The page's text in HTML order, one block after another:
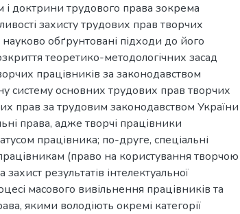
і доктрини трудового права зокрема
захисту трудових прав творчих
обґрунтовані підходи до його
теоретико-методологічних засад
працівників за законодавством
систему основних трудових прав творчих
прав за трудовим законодавством України
права, адже творчі працівники
працівника; по-друге, спеціальні
(право на користування творчою
результатів інтелектуальної
масового вивільнення працівників та
якими володіють окремі категорії